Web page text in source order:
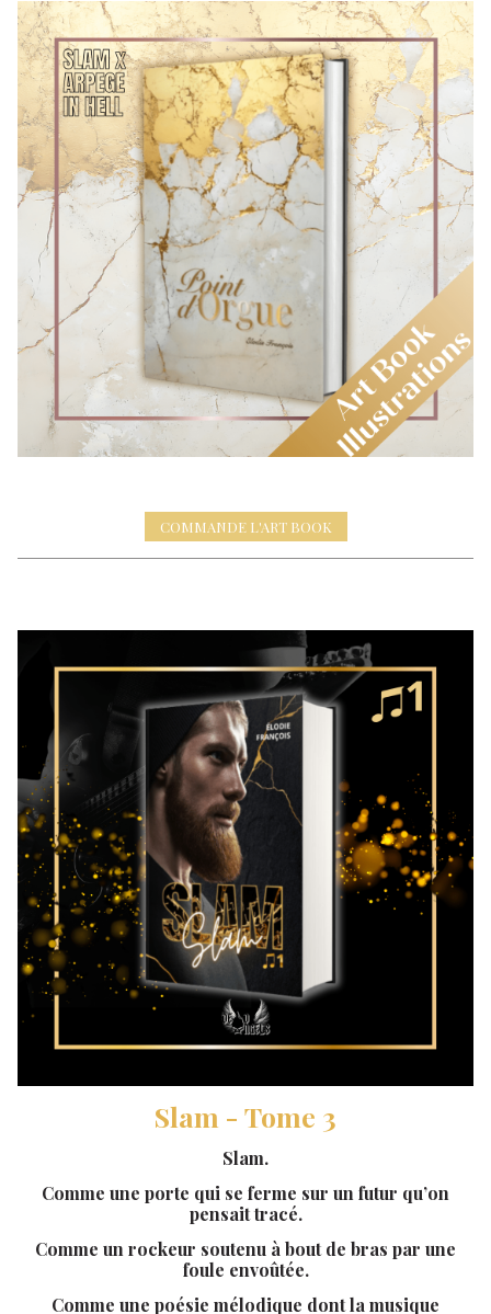
COMMANDE L'ART BOOK
Slam - Tome 3
Slam.
Comme une porte qui se ferme sur un futur qu’on
pensait tracé.
Comme un rockeur soutenu à bout de bras par une
foule envoûtée.
Comme une poésie mélodique dont la musique